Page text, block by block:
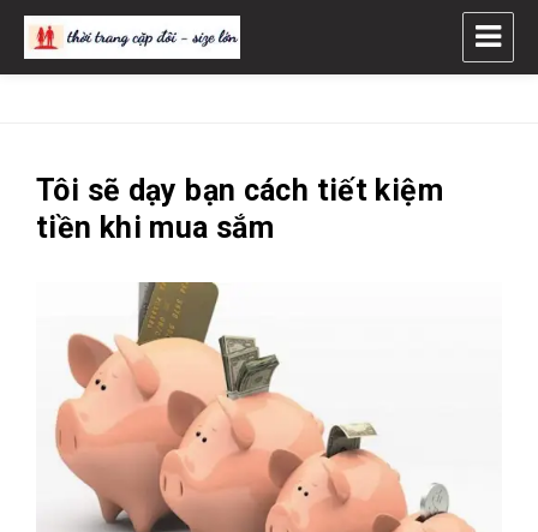
Thời Trang CẶP ĐÔI – SIZE LỚN
Tôi sẽ dạy bạn cách tiết kiệm
tiền khi mua sắm